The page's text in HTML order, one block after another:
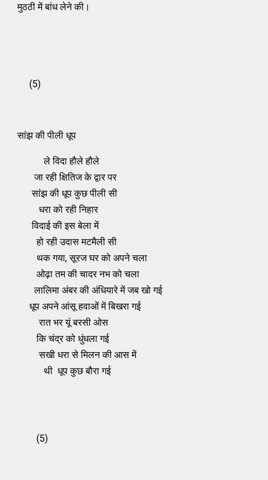
मुठठी में बांध लेने की।
(5)
सांझ की पीली धूप
ले विदा हौले हौले
जा रही क्षितिज के द्वार पर
सांझ की धूप कुछ पीली सी
धरा को रही निहार
विदाई की इस बेला में
हो रही उदास मटमैली सी
थक गया, सूरज घर को अपने चला
ओढ़ा तम की चादर नभ को चला
लालिमा अंबर की अंधियारे में जब खो गई
धूप अपने आंसू हवाओं में बिखरा गई
रात भर यूं बरसी ओस
कि चंद्र को धुंधला गई
सखी धरा से मिलन की आस में
थी धूप कुछ बौरा गई
(5)